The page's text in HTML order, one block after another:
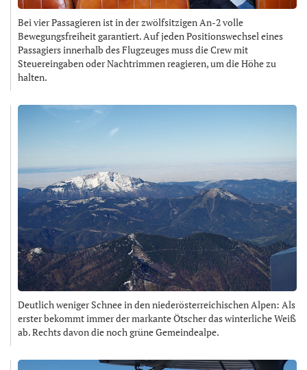
Bei vier Passagieren ist in der zwölfsitzigen An-2 volle
Bewegungsfreiheit garantiert. Auf jeden Positionswechsel eines
Passagiers innerhalb des Flugzeuges muss die Crew mit
Steuereingaben oder Nachtrimmen reagieren, um die Höhe zu
halten.
Deutlich weniger Schnee in den niederösterreichischen Alpen: Als
erster bekommt immer der markante Ötscher das winterliche Weiß
ab. Rechts davon die noch grüne Gemeindealpe.